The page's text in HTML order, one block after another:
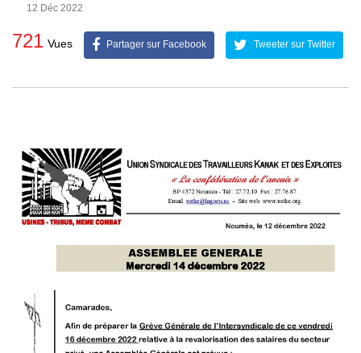
12 Déc 2022
721 Vues Partager sur Facebook Tweeter sur Twitter